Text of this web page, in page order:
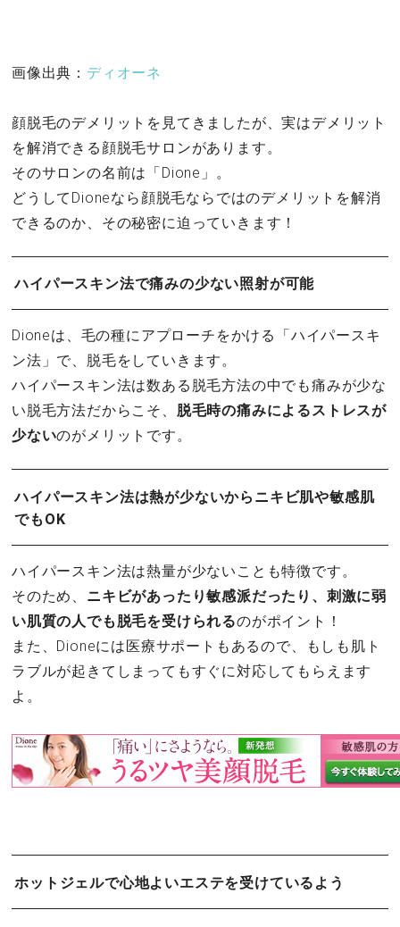
画像出典： ディオーネ
顔脱毛のデメリットを見てきましたが、実はデメリット
を解消できる顔脱毛サロンがあります。
そのサロンの名前は「Dione」。
どうしてDioneなら顔脱毛ならではのデメリットを解消
できるのか、その秘密に迫っていきます！
ハイパースキン法で痛みの少ない照射が可能
Dioneは、毛の種にアプローチをかける「ハイパースキ
ン法」で、脱毛をしていきます。
ハイパースキン法は数ある脱毛方法の中でも痛みが少な
い脱毛方法だからこそ、 脱毛時の痛みによるストレスが
少ないのがメリットです。
ハイパースキン法は熱が少ないからニキビ肌や敏感肌
でもOK
ハイパースキン法は熱量が少ないことも特徴です。
そのため、 ニキビがあったり敏感派だったり、刺激に弱
い肌質の人でも脱毛を受けられるのがポイント！
また、Dioneには医療サポートもあるので、もしも肌ト
ラブルが起きてしまってもすぐに対応してもらえます
よ。
ホットジェルで心地よいエステを受けているよう